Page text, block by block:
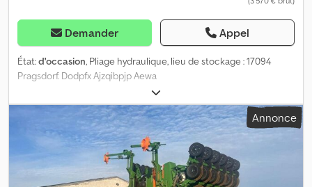
Demander Appel
État:d'occasion, Pliage hydraulique, lieu de stockage : 17094
Pragsdorf. Dodpfx Ajzqibpjp Aewa
Annonce